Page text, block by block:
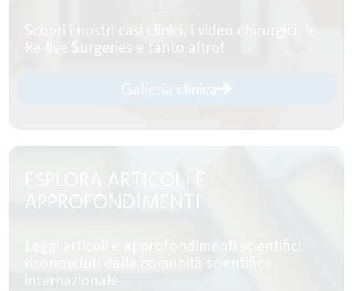
Scopri i nostri casi clinici, i video chirurgici, le
Re-live Surgeries e tanto altro!
Galleria clinica
ESPLORA ARTICOLI E
APPROFONDIMENTI
Leggi articoli e approfondimenti scientifici
riconosciuti dalla comunità scientifica
internazionale